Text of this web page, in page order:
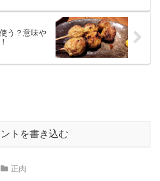
う？意味や
トを書き込む
正肉